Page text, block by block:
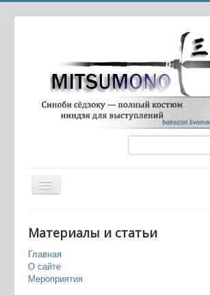
Вы здесь:
Ганбарэ Гоэмон 2 (Ganbare Goemon 2)
Материалы и статьи
Главная
О сайте
Мероприятия